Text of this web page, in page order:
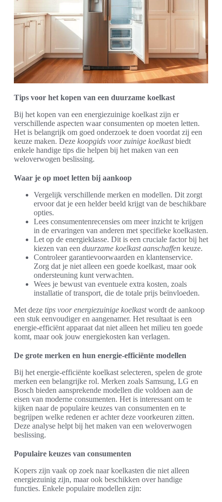
Tips voor het kopen van een duurzame koelkast
Bij het kopen van een energiezuinige koelkast zijn er
verschillende aspecten waar consumenten op moeten letten.
Het is belangrijk om goed onderzoek te doen voordat zij een
keuze maken. Deze koopgids voor zuinige koelkastbiedt
enkele handige tips die helpen bij het maken van een
weloverwogen beslissing.
Waar je op moet letten bij aankoop
Vergelijk verschillende merken en modellen. Dit zorgt
ervoor dat je een helder beeld krijgt van de beschikbare
opties.
Lees consumentenrecensies om meer inzicht te krijgen
in de ervaringen van anderen met specifieke koelkasten.
Let op de energieklasse. Dit is een cruciale factor bij het
kiezen van een duurzame koelkast aanschaffen keuze.
Controleer garantievoorwaarden en klantenservice.
Zorg dat je niet alleen een goede koelkast, maar ook
ondersteuning kunt verwachten.
Wees je bewust van eventuele extra kosten, zoals
installatie of transport, die de totale prijs beïnvloeden.
Met deze tips voor energiezuinige koelkastwordt de aankoop
een stuk eenvoudiger en aangenamer. Het resultaat is een
energie-efficiënt apparaat dat niet alleen het milieu ten goede
komt, maar ook jouw energiekosten kan verlagen.
De grote merken en hun energie-efficiënte modellen
Bij het energie-efficiënte koelkast selecteren, spelen de grote
merken een belangrijke rol. Merken zoals Samsung, LG en
Bosch bieden aansprekende modellen die voldoen aan de
eisen van moderne consumenten. Het is interessant om te
kijken naar de populaire keuzes van consumenten en te
begrijpen welke redenen er achter deze voorkeuren zitten.
Deze analyse helpt bij het maken van een weloverwogen
beslissing.
Populaire keuzes van consumenten
Kopers zijn vaak op zoek naar koelkasten die niet alleen
energiezuinig zijn, maar ook beschikken over handige
functies. Enkele populaire modellen zijn: